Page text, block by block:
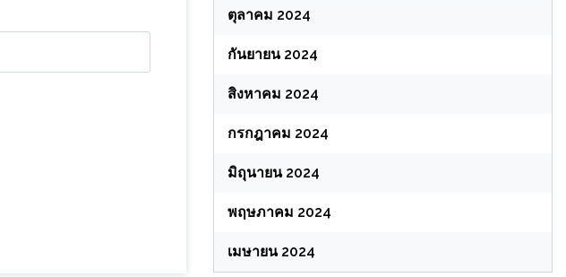
ตุลาคม 2024
กันยายน 2024
สิงหาคม 2024
กรกฎาคม 2024
มิถุนายน 2024
พฤษภาคม 2024
เมษายน 2024